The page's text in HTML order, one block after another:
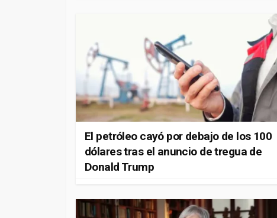
El petróleo cayó por debajo de los 100
dólares tras el anuncio de tregua de
Donald Trump